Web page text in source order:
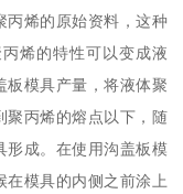
丙烯的原始资料，这种
烯的特性可以变成液
板模具产量，将液体聚
聚丙烯的熔点以下，随
形成。在使用沟盖板模
在模具的内侧之前涂上